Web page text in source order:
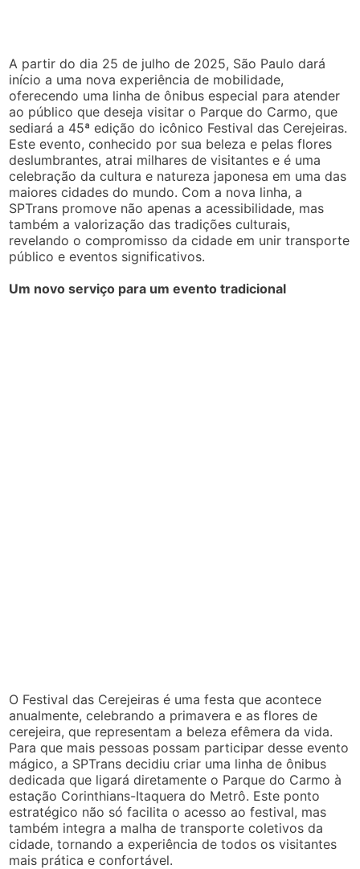
A partir do dia 25 de julho de 2025, São Paulo dará
início a uma nova experiência de mobilidade,
oferecendo uma linha de ônibus especial para atender
ao público que deseja visitar o Parque do Carmo, que
sediará a 45ª edição do icônico Festival das Cerejeiras.
Este evento, conhecido por sua beleza e pelas flores
deslumbrantes, atrai milhares de visitantes e é uma
celebração da cultura e natureza japonesa em uma das
maiores cidades do mundo. Com a nova linha, a
SPTrans promove não apenas a acessibilidade, mas
também a valorização das tradições culturais,
revelando o compromisso da cidade em unir transporte
público e eventos significativos.
Um novo serviço para um evento tradicional
O Festival das Cerejeiras é uma festa que acontece
anualmente, celebrando a primavera e as flores de
cerejeira, que representam a beleza efêmera da vida.
Para que mais pessoas possam participar desse evento
mágico, a SPTrans decidiu criar uma linha de ônibus
dedicada que ligará diretamente o Parque do Carmo à
estação Corinthians-Itaquera do Metrô. Este ponto
estratégico não só facilita o acesso ao festival, mas
também integra a malha de transporte coletivos da
cidade, tornando a experiência de todos os visitantes
mais prática e confortável.